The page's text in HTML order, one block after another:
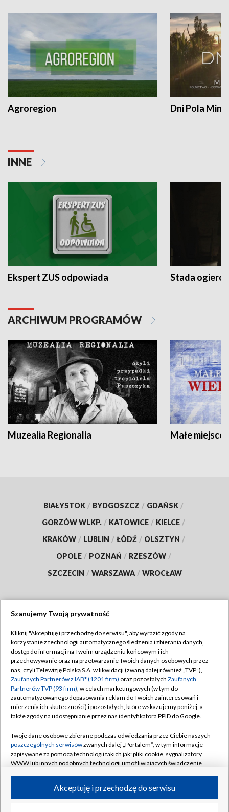
Agroregion Dni Pola
INNE
Ekspert ZUS odpowiada Stada
ARCHIWUM PROGRAMÓW
Muzealia Regionalia Małe
BIAŁYSTOK / BYDGOSZCZ / GDAŃSK /
GORZÓW WLKP. / KATOWICE / KIELCE /
KRAKÓW / LUBLIN / ŁÓDŹ / OLSZTYN /
OPOLE / POZNAŃ / RZESZÓW /
SZCZECIN / WARSZAWA / WROCŁAW
TVP
Abonament TVP
Emisja w TVP
Centrum informacji TVP
Naziemna Telewizja Cyfrowa
Rada Programowa
System NOS
Informacje o nadawcy
Program dla prasy
Regulamin TVP
Polityka prywatności
Moje zgody
Pomoc
Kontakt
Kanały
©2026 Telewizja Polska S.A. w likwidacji
Szanujemy Twoją prywatność
Kliknij "Akceptuję i przechodzę do serwisu", aby wyrazić zgody na
korzystanie z technologii automatycznego śledzenia i zbierania danych,
dostęp do informacji na Twoim urządzeniu końcowym i ich
przechowywanie oraz na przetwarzanie Twoich danych osobowych przez
nas, czyli Telewizję Polską S.A. w likwidacji (zwaną dalej również „TVP”),
Zaufanych Partnerów z IAB* (1201 firm) oraz pozostałych Zaufanych
Partnerów TVP (93 firm), w celach marketingowych (w tym do
zautomatyzowanego dopasowania reklam do Twoich zainteresowań i
mierzenia ich skuteczności) i pozostałych, które wskazujemy poniżej, a
także zgody na udostępnianie przez nas identyfikatora PPID do Google.
Twoje dane osobowe zbierane podczas odwiedzania przez Ciebie naszych
poszczególnych serwisówzwanych dalej „Portalem”, w tym informacje
zapisywane za pomocą technologii takich jak: pliki cookie, sygnalizatory
WWW lub innych podobnych technologii umożliwiających świadczenie
ruchu w Internecie.Akceptuję i przechodzę do serwisu